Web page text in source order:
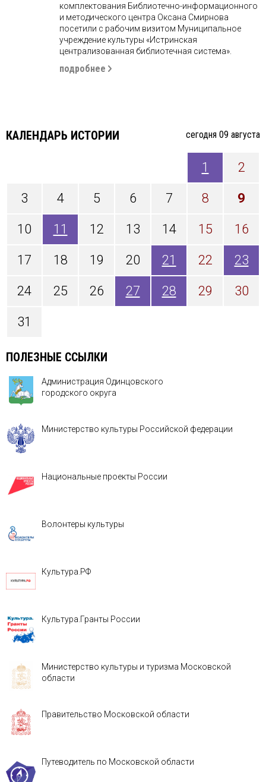
комплектования Библиотечно-информационного
и методического центра Оксана Смирнова
посетили с рабочим визитом Муниципальное
учреждение культуры «Истринская
централизованная библиотечная система».
подробнее
КАЛЕНДАРЬ ИСТОРИИ cегодня 09 августа
1 2
3 4 5 6 7 8 9
10 11 12 13 14 15 16
17 18 19 20 21 22 23
24 25 26 27 28 29 30
31
ПОЛЕЗНЫЕ ССЫЛКИ
Администрация Одинцовского
городского округа
Министерство культуры Российской федерации
Национальные проекты России
Волонтеры культуры
Культура.РФ
Культура.Гранты России
Министерство культуры и туризма Московской
области
Правительство Московской области
Путеводитель по Московской области